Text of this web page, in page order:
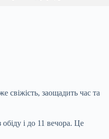
свіжість, заощадить час та
і до 11 вечора. Це